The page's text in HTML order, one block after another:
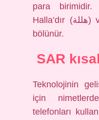
para
Halla’dır (هللة) ve bir rial 100 halaya
bölünür.
SAR
Teknolojinin
için
telefonları